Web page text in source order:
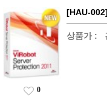
[HAU-
상품가 :
0